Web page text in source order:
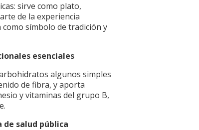
sirve como plato,
de la experiencia
símbolo de tradición y
esenciales
algunos simples
de fibra, y aporta
y vitaminas del grupo B,
salud pública